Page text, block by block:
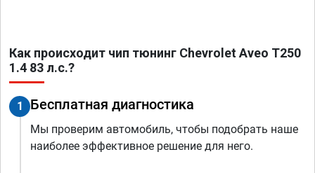
Как происходит чип тюнинг Chevrolet Aveo T250
1.4 83 л.с.?
1 Бесплатная диагностика
Мы проверим автомобиль, чтобы подобрать наше
наиболее эффективное решение для него.